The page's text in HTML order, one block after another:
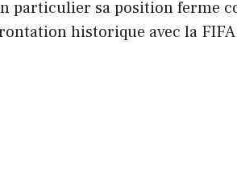
particulier sa position ferme
historique avec la FIFA